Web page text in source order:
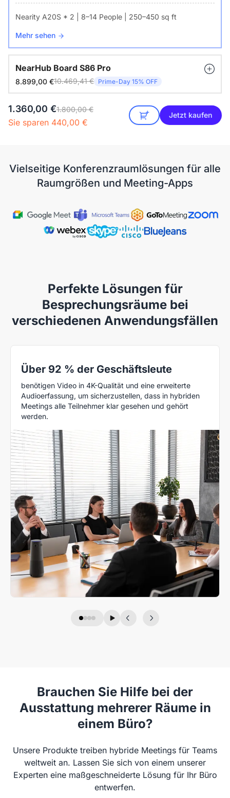
Nearity A20S * 2 | 8–14 People | 250–450 sq ft
Mehr sehen
NearHub Board S86 Pro
8.899,00 €10.469,41 € Prime-Day 15% OFF
1.360,00 €1.800,00 €
Sie sparen 440,00 €
Jetzt kaufen
Vielseitige Konferenzraumlösungen für alle
Raumgrößen und Meeting-Apps
Perfekte Lösungen für
Besprechungsräume bei
verschiedenen Anwendungsfällen
Über 92 % der Geschäftsleute
benötigen Video in 4K-Qualität und eine erweiterte
Audioerfassung, um sicherzustellen, dass in hybriden
Meetings alle Teilnehmer klar gesehen und gehört
werden.
Brauchen Sie Hilfe bei der
Ausstattung mehrerer Räume in
einem Büro?
Unsere Produkte treiben hybride Meetings für Teams
weltweit an. Lassen Sie sich von einem unserer
Experten eine maßgeschneiderte Lösung für Ihr Büro
entwerfen.